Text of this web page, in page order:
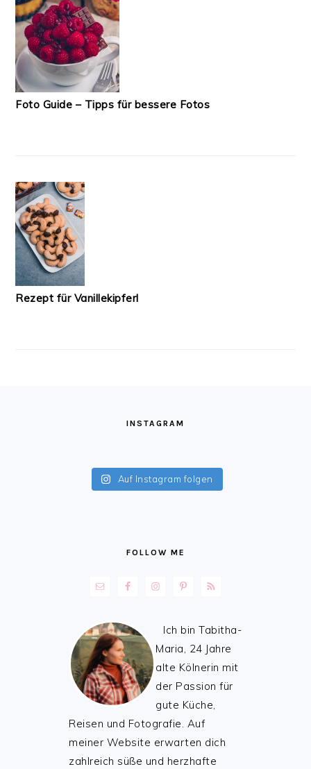
Foto Guide – Tipps für bessere Fotos
Rezept für Vanillekipferl
INSTAGRAM
Auf Instagram folgen
FOLLOW ME
Ich bin Tabitha-
Maria, 24 Jahre
alte Kölnerin mit
der Passion für
gute Küche,
Reisen und Fotografie. Auf
meiner Website erwarten dich
zahlreich süße und herzhafte